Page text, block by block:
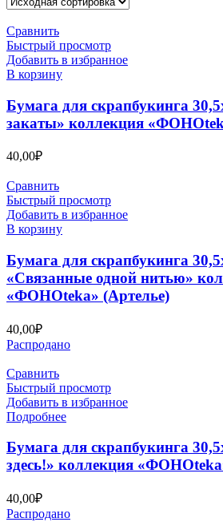
Сравнить
Быстрый просмотр
Добавить в избранное
В корзину
Бумага для скрапбукинга
закаты» коллекция
40,00₽
Сравнить
Быстрый просмотр
Добавить в избранное
В корзину
Бумага для скрапбукинга
«Связанные одной нитью»
«ФОНОteka» (Артелье)
40,00₽
Распродано
Сравнить
Быстрый просмотр
Добавить в избранное
Подробнее
Бумага для скрапбукинга
здесь!» коллекция
40,00₽
Распродано